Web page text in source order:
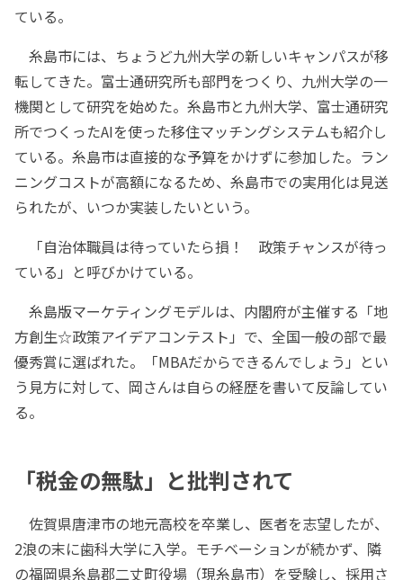
ている。
糸島市には、ちょうど九州大学の新しいキャンパスが移
転してきた。富士通研究所も部門をつくり、九州大学の一
機関として研究を始めた。糸島市と九州大学、富士通研究
所でつくったAIを使った移住マッチングシステムも紹介し
ている。糸島市は直接的な予算をかけずに参加した。ラン
ニングコストが高額になるため、糸島市での実用化は見送
られたが、いつか実装したいという。
「自治体職員は待っていたら損！ 政策チャンスが待っ
ている」と呼びかけている。
糸島版マーケティングモデルは、内閣府が主催する「地
方創生☆政策アイデアコンテスト」で、全国一般の部で最
優秀賞に選ばれた。「MBAだからできるんでしょう」とい
う見方に対して、岡さんは自らの経歴を書いて反論してい
る。
「税金の無駄」と批判されて
佐賀県唐津市の地元高校を卒業し、医者を志望したが、
2浪の末に歯科大学に入学。モチベーションが続かず、隣
の福岡県糸島郡二丈町役場（現糸島市）を受験し、採用さ